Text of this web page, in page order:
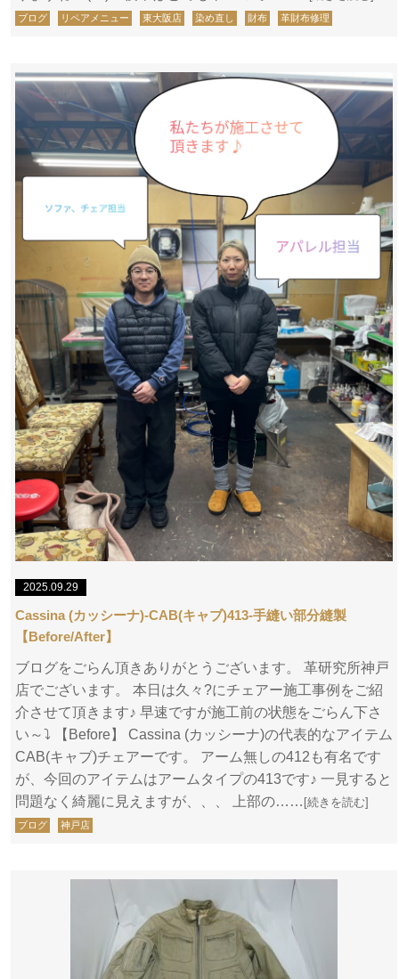
ブログ リペアメニュー 東大阪店 染め直し 財布 革財布修理
2025.09.29
Cassina (カッシーナ)-CAB(キャブ)413-手縫い部分縫製
【Before/After】
ブログをごらん頂きありがとうございます。 革研究所神戸
店でございます。 本日は久々?にチェアー施工事例をご紹
介させて頂きます♪ 早速ですが施工前の状態をごらん下さ
い～⤵ 【Before】 Cassina (カッシーナ)の代表的なアイテム
CAB(キャブ)チェアーです。 アーム無しの412も有名です
が、今回のアイテムはアームタイプの413です♪ 一見すると
問題なく綺麗に見えますが、、、 上部の…… [続きを読む]
ブログ 神戸店